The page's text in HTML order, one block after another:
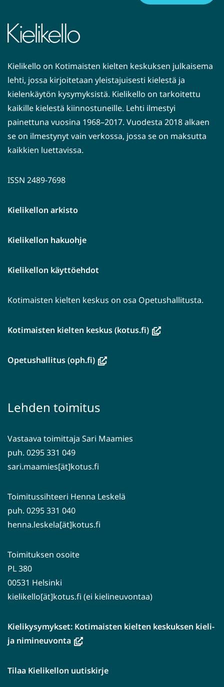
Kielikello on Kotimaisten kielten keskuksen julkaisema
lehti, jossa kirjoitetaan yleistajuisesti kielestä ja
kielenkäytön kysymyksistä. Kielikello on tarkoitettu
kaikille kielestä kiinnostuneille. Lehti ilmestyi
painettuna vuosina 1968–2017. Vuodesta 2018 alkaen
se on ilmestynyt vain verkossa, jossa se on maksutta
kaikkien luettavissa.
ISSN 2489-7698
Kielikellon arkisto
Kielikellon hakuohje
Kielikellon käyttöehdot
Kotimaisten kielten keskus on osa Opetushallitusta.
Kotimaisten kielten keskus (kotus.fi)(avautuu
Opetushallitus (oph.fi)(avautuu
toiseen
Lehden toimitus
Vastaava toimittaja Sari Maamies
puh. 0295 331 049
sari.maamies[ät]kotus.fi
Toimitussihteeri Henna Leskelä
puh. 0295 331 040
henna.leskela[ät]kotus.fi
Toimituksen osoite
PL 380
00531 Helsinki
kielikello[ät]kotus.fi (ei kielineuvontaa)
Kielikysymykset: Kotimaisten kielten keskuksen kieli-
ja nimineuvonta(avautuu
ikkunaan,
Tilaa Kielikellon uutiskirje